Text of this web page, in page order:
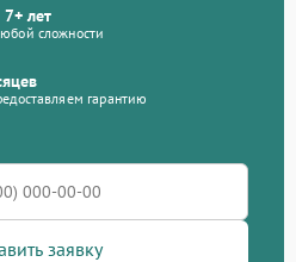
лет
сложности
гарантию
заявку